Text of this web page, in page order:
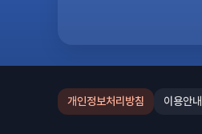
개인정보처리방침 이용안내